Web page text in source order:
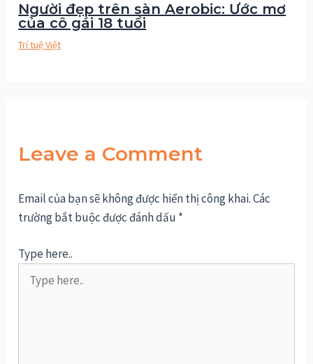
Người đẹp trên sàn Aerobic: Ước mơ
của cô gái 18 tuổi
Trí tuệ Việt
Leave a Comment
Email của bạn sẽ không được hiển thị công khai.Các
trường bắt buộc được đánh dấu *
Type here..